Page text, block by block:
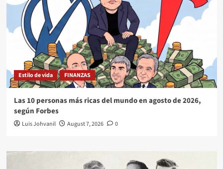
Estilo de vida FINANZAS
Las 10 personas más ricas del mundo en agosto de 2026,
según Forbes
Luis Johvanil August 7, 2026 0